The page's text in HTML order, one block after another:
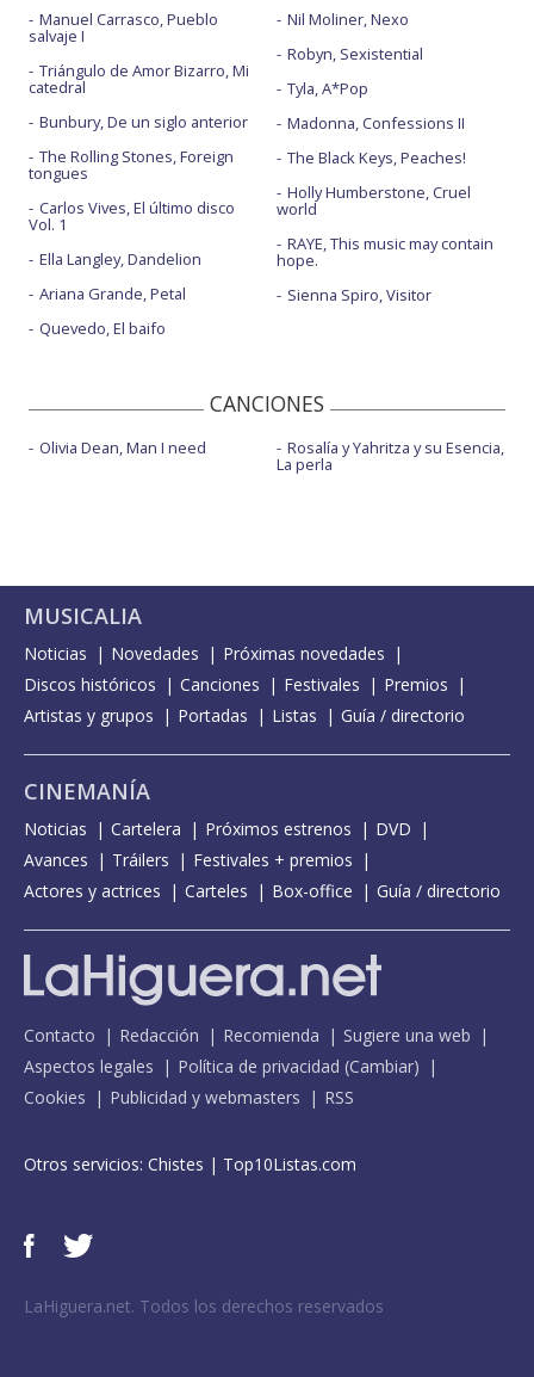
Manuel Carrasco, Pueblo
salvaje I
Triángulo de Amor Bizarro, Mi
catedral
Bunbury, De un siglo anterior
The Rolling Stones, Foreign
tongues
Carlos Vives, El último disco
Vol. 1
Ella Langley, Dandelion
Ariana Grande, Petal
Quevedo, El baifo
Nil Moliner, Nexo
Robyn, Sexistential
Tyla, A*Pop
Madonna, Confessions II
The Black Keys, Peaches!
Holly Humberstone, Cruel
world
RAYE, This music may contain
hope.
Sienna Spiro, Visitor
CANCIONES
Olivia Dean, Man I need Rosalía y Yahritza y su Esencia,
La perla
MUSICALIA
Noticias Novedades
Próximas novedades
Discos históricos
Canciones Festivales
Premios
Artistas y grupos
Portadas Listas Guía / directorio
CINEMANÍA
Noticias Cartelera Próximos estrenos
DVD
Avances
Tráilers
Festivales + premios
Actores y actrices
Carteles Box-office Guía / directorio
Contacto Redacción Recomienda
Sugiere una web
Aspectos legales
Política de privacidad (Cambiar)
Cookies
Publicidad y webmasters RSS
Otros servicios: Chistes | Top10Listas.com
LaHiguera.net. Todos los derechos reservados